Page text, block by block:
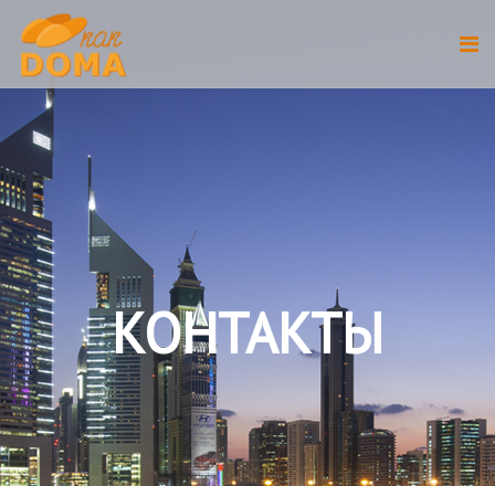
КОНТАКТЫ